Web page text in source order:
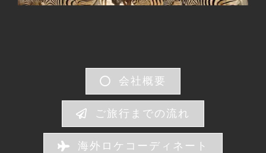
会社概要
ご旅行までの流れ
海外ロケコーディネート